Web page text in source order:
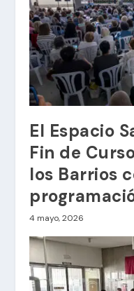
El Espacio
Fin de
los Barrios
4 mayo, 2026